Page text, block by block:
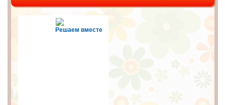
Решаем вместе